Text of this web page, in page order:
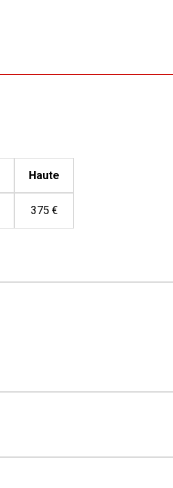
Haute
375 €